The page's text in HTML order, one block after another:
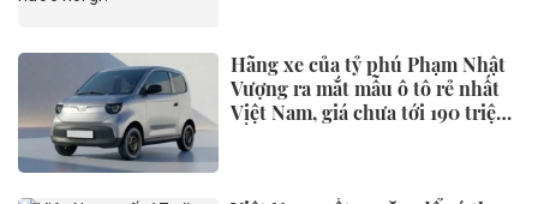
Thanh long đỏ: Loại quả được ví
như "máy quét đường ruột" tự
nhiên, mùa này ăn vừa ngon vừa